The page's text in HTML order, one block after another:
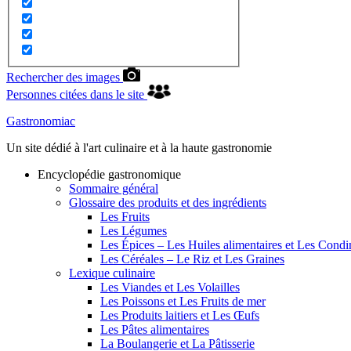
Rechercher des images
Personnes citées dans le site
Gastronomiac
Un site dédié à l'art culinaire et à la haute gastronomie
Encyclopédie gastronomique
Sommaire général
Glossaire des produits et des ingrédients
Les Fruits
Les Légumes
Les Épices – Les Huiles alimentaires et Les
Les Céréales – Le Riz et Les Graines
Lexique culinaire
Les Viandes et Les Volailles
Les Poissons et Les Fruits de mer
Les Produits laitiers et Les Œufs
Les Pâtes alimentaires
La Boulangerie et La Pâtisserie